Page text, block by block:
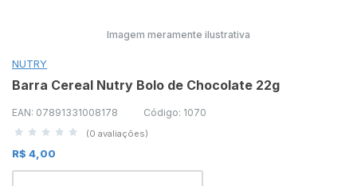
Imagem meramente ilustrativa
NUTRY
Barra Cereal Nutry Bolo de Chocolate 22g
EAN: 07891331008178 Código: 1070
(0 avaliações)
R$ 4,00